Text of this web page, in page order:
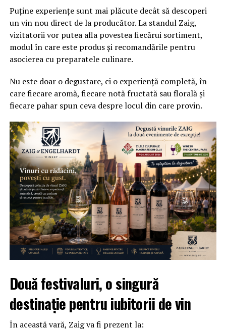
Puține experiențe sunt mai plăcute decât să descoperi
un vin nou direct de la producător. La standul Zaig,
vizitatorii vor putea afla povestea fiecărui sortiment,
modul în care este produs și recomandările pentru
asocierea cu preparatele culinare.
Nu este doar o degustare, ci o experiență completă, în
care fiecare aromă, fiecare notă fructată sau florală și
fiecare pahar spun ceva despre locul din care provin.
Două festivaluri, o singură
destinație pentru iubitorii de vin
În această vară, Zaig va fi prezent la: